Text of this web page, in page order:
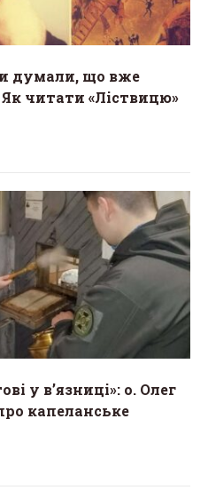
думали, що вже
Як читати «Ліствицю»
у вʼязниці»: о. Олег
капеланське